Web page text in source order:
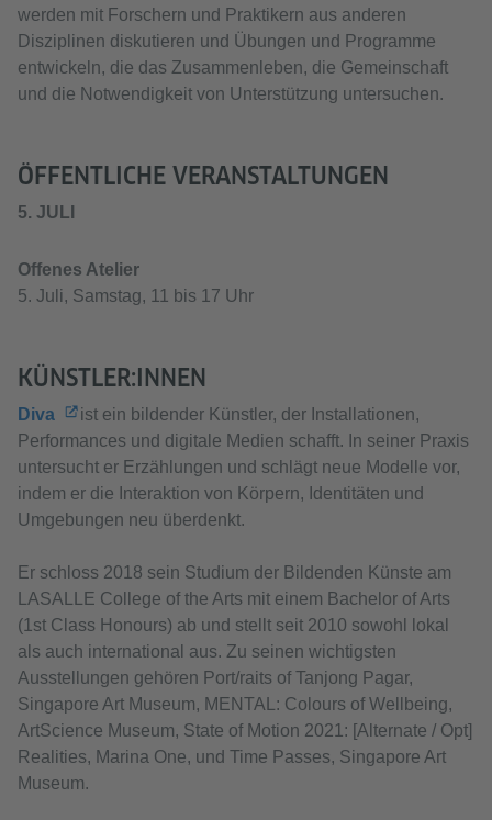
werden mit Forschern und Praktikern aus anderen
Disziplinen diskutieren und Übungen und Programme
entwickeln, die das Zusammenleben, die Gemeinschaft
und die Notwendigkeit von Unterstützung untersuchen.
ÖFFENTLICHE VERANSTALTUNGEN
5. JULI
Offenes Atelier
5. Juli, Samstag, 11 bis 17 Uhr
KÜNSTLER:INNEN
Diva
ist ein bildender Künstler, der Installationen,
Performances und digitale Medien schafft. In seiner Praxis
untersucht er Erzählungen und schlägt neue Modelle vor,
indem er die Interaktion von Körpern, Identitäten und
Umgebungen neu überdenkt.
Er schloss 2018 sein Studium der Bildenden Künste am
LASALLE College of the Arts mit einem Bachelor of Arts
(1st Class Honours) ab und stellt seit 2010 sowohl lokal
als auch international aus. Zu seinen wichtigsten
Ausstellungen gehören Port/raits of Tanjong Pagar,
Singapore Art Museum, MENTAL: Colours of Wellbeing,
ArtScience Museum, State of Motion 2021: [Alternate / Opt]
Realities, Marina One, und Time Passes, Singapore Art
Museum.